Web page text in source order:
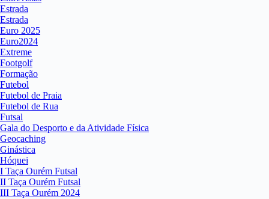
Estrada
Estrada
Euro 2025
Euro2024
Extreme
Footgolf
Formação
Futebol
Futebol de Praia
Futebol de Rua
Futsal
Gala do Desporto e da Atividade Física
Geocaching
Ginástica
Hóquei
I Taça Ourém Futsal
II Taça Ourém Futsal
III Taça Ourém 2024